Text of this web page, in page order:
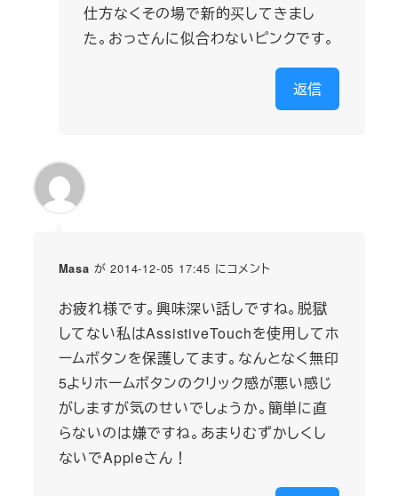
仕方なくその場で新的买してきまし
た。おっさんに似合わないピンクです。
返信
Masa が 2014-12-05 17:45 にコメント
お疲れ様です。興味深い話しですね。脱獄
してない私はAssistiveTouchを使用してホ
ームボタンを保護してます。なんとなく無印
5よりホームボタンのクリック感が悪い感じ
がしますが気のせいでしょうか。簡単に直
らないのは嫌ですね。あまりむずかしくし
ないでAppleさん！